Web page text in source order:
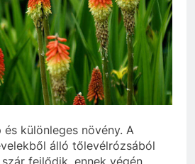
különleges növény. A
álló tőlevélrózsából
fejlődik, ennek végén